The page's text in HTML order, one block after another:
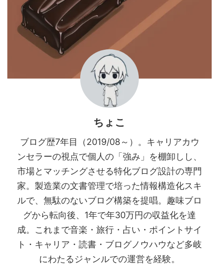
ちょこ
ブログ歴7年目（2019/08～）。キャリアカウ
ンセラーの視点で個人の「強み」を棚卸しし、
市場とマッチングさせる特化ブログ設計の専門
家。製造業の文書管理で培った情報構造化スキ
ルで、無駄のないブログ構築を提唱。趣味ブロ
グから転向後、1年で年30万円の収益化を達
成。これまで音楽・旅行・占い・ポイントサイ
ト・キャリア・読書・ブログノウハウなど多岐
にわたるジャンルでの運営を経験。